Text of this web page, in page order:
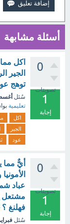
أسئلة مشابهة
0
تصويتات
1
إجابة
اكل
الجير
توهج
سُئل أغسطس
تعليمية
اكل
الجير
عود
0
تصويتات
1
إجابة
أيٌّ مما
عباد
مشتعل
فهلنغ
سُئل فبراير